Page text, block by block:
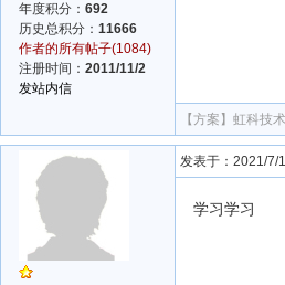
年度积分： 692
历史总积分： 11666
作者的所有帖子(1084)
注册时间： 2011/11/2
发站内信
【方案】 虹科技
发表于：2021/7/
学习学习